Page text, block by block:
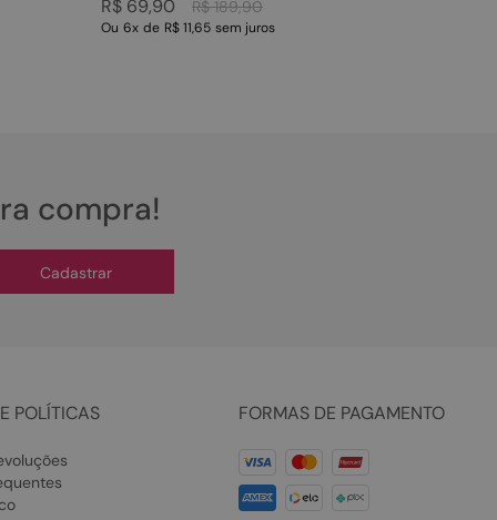
R$ 189,90
R$ 69,90
Ou 6x de R$ 11,65 sem juros
compra!
Cadastrar
POLÍTICAS FORMAS DE PAGAMENTO